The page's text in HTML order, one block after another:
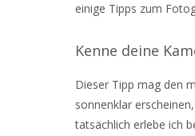
einige Tipps zum
Kenne deine
Dieser Tipp mag den
sonnenklar
tatsächlich erlebe ich